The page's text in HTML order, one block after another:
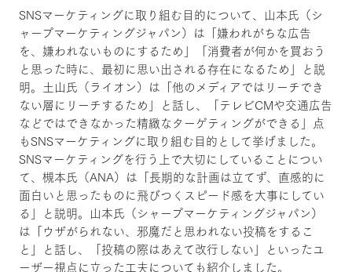
SNSマーケティングに取り組む目的について、山本氏（シ
ャープマーケティングジャパン）は「嫌われがちな広告
を、嫌われないものにするため」「消費者が何かを買おう
と思った時に、最初に思い出される存在になるため」と説
明。土山氏（ライオン）は「他のメディアではリーチでき
ない層にリーチするため」と話し、「テレビCMや交通広告
などではできなかった精緻なターゲティングができる」点
もSNSマーケティングに取り組む目的として挙げました。
SNSマーケティングを行う上で大切にしていることについ
て、槻本氏（ANA）は「長期的な計画は立てず、直感的に
面白いと思ったものに飛びつくスピード感を大事にしてい
る」と説明。山本氏（シャープマーケティングジャパン）
は「ウザがられない、邪魔だと思われない投稿をするこ
と」と話し、「投稿の際はあえて改行しない」といったユ
ーザー視点に立った工夫についても紹介しました。